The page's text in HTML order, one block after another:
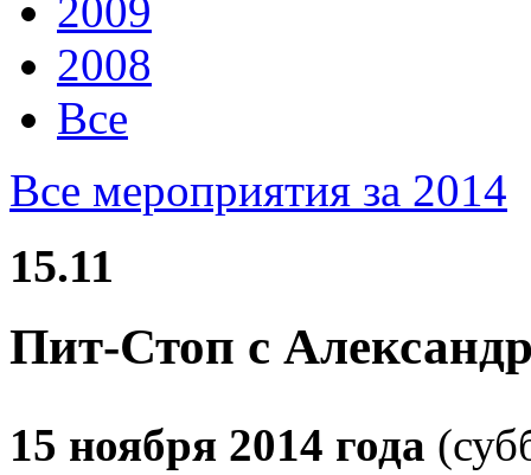
2009
2008
Все
Все мероприятия за 2014
15.11
Пит-Стоп с
15 ноября 2014 года